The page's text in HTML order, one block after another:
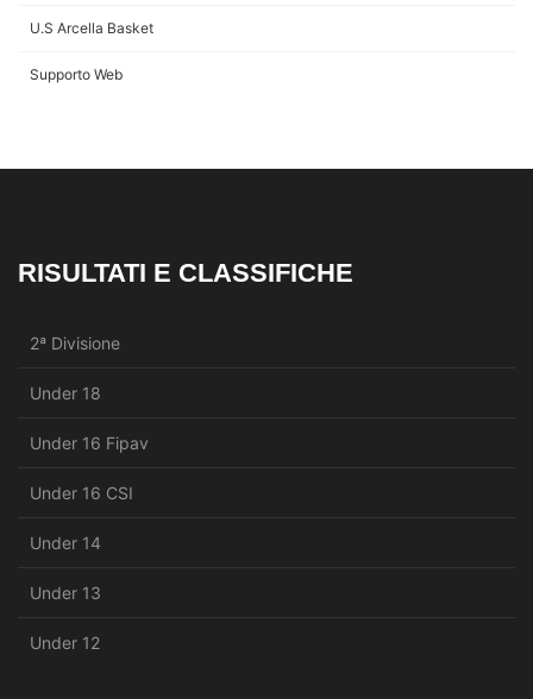
U.S Arcella Basket
Supporto Web
RISULTATI E CLASSIFICHE
2ª Divisione
Under 18
Under 16 Fipav
Under 16 CSI
Under 14
Under 13
Under 12